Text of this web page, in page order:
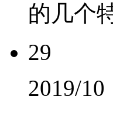
的几个
29
2019/10